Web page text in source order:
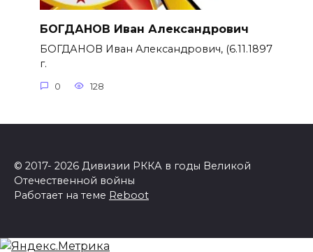
БОГДАНОВ Иван Александрович
БОГДАНОВ Иван Александрович, (6.11.1897
г.
0 128
© 2017- 2026 Дивизии РККА в годы Великой
Отечественной войны
Работает на теме Reboot